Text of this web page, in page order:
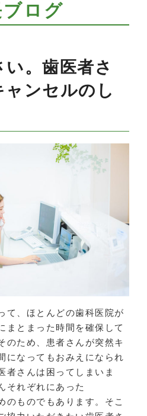
ブログ
。歯医者さ
ャンセルのし
、ほとんどの歯科医院が
まとまった時間を確保して
のため、患者さんが突然キ
になってもおみえになられ
者さんは困ってしまいま
それぞれにあった
のものでもあります。そこ